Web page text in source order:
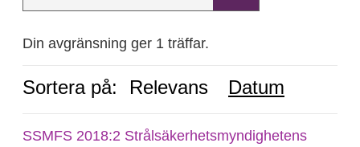
Din avgränsning ger 1 träffar.
Sortera på: Relevans Datum
SSMFS 2018:2 Strålsäkerhetsmyndighetens